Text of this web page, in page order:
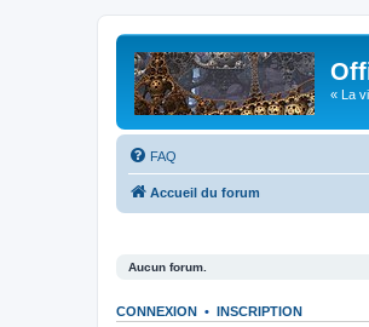
« La
FAQ
Accueil du forum
Aucun forum.
CONNEXION • INSCRIPTION